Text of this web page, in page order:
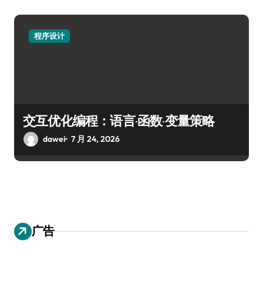
程序设计
交互优化编程：语言·函数·变量策略
dawei 7 月 24, 2026
广告